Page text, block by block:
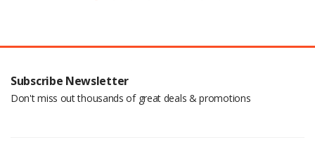
Subscribe Newsletter
Don't miss out thousands of great deals & promotions